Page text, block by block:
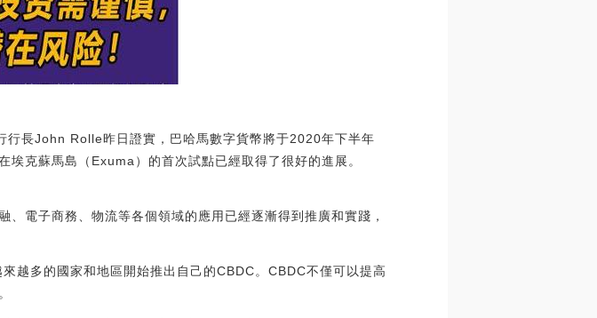
長John Rolle昨日證實，巴哈馬數字貨幣將于2020年下半年
克蘇馬島（Exuma）的首次試點已經取得了很好的進展。
電子商務、物流等各個領域的應用已經逐漸得到推廣和實踐，
越多的國家和地區開始推出自己的CBDC。CBDC不僅可以提高